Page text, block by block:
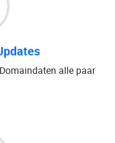
alle paar